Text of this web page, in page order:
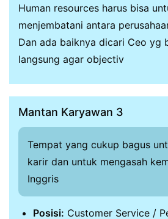
Human resources harus bisa
menjembatani antara
Dan ada baiknya dicari Ceo yg
langsung agar objectiv
Mantan Karyawan 3
Tempat yang cukup bagus
karir dan untuk mengasah
Inggris
Posisi: Customer Service /